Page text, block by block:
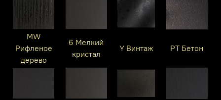
MW
Рифленое
дерево
6 Мелкий
кристал
Y Винтаж PT Бетон